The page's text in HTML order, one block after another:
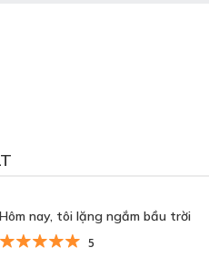
Hôm nay, tôi lặng ngắm bầu trời
5